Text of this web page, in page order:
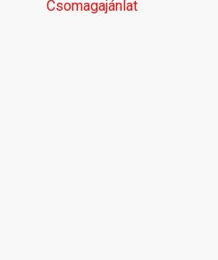
Csomagajánlat